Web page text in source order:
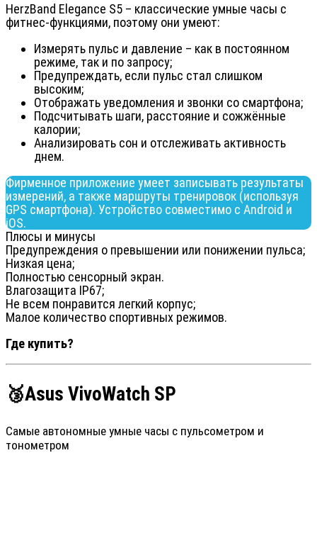
HerzBand Elegance S5 – классические умные часы с
фитнес-функциями, поэтому они умеют:
Измерять пульс и давление – как в постоянном
режиме, так и по запросу;
Предупреждать, если пульс стал слишком
высоким;
Отображать уведомления и звонки со смартфона;
Подсчитывать шаги, расстояние и сожжённые
калории;
Анализировать сон и отслеживать активность
днем.
Фирменное приложение умеет записывать результаты
измерений, а также маршруты тренировок (используя
GPS смартфона). Устройство совместимо с Android и
iOS.
Плюсы и минусы
Предупреждения о превышении или понижении пульса;
Низкая цена;
Полностью сенсорный экран.
Влагозащита IP67;
Не всем понравится легкий корпус;
Малое количество спортивных режимов.
Где купить?
🥉Asus VivoWatch SP
Самые автономные умные часы с пульсометром и
тонометром